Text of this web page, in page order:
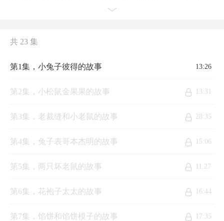
共 23 集
第1集，小兔子彼得的故事 13:26
第2集，小松鼠金果果的故事 13:31
第3集，老裁缝和小老鼠的故事 28:35
第4集，兔子表哥本杰明的故事 15:06
第5集，两只坏老鼠的故事 11:27
第6集，花袍子太太的故事 16:44
第7集，馅饼和馅饼模子的故事 17:35